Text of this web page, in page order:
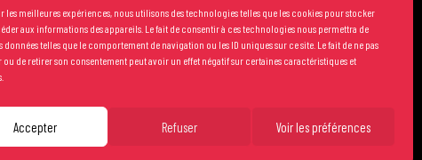
les meilleures expériences, nous utilisons des technologies telles que les cookies pour stocker
aux informations des appareils. Le fait de consentir à ces technologies nous permettra de
données telles que le comportement de navigation ou les ID uniques sur ce site. Le fait de ne pas
ou de retirer son consentement peut avoir un effet négatif sur certaines caractéristiques et
Accepter Refuser Voir les préférences
générales de vente Mentions légales Crédits